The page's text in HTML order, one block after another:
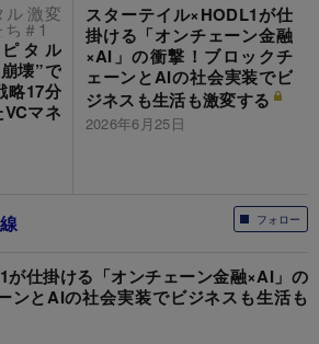
ル 激変
ち＃1
タル
壊”で
略17分
マネ
スターテイル×HODL1が仕
掛ける「オンチェーン金融
×AI」の衝撃！ブロックチ
ェーンとAIの社会実装でビ
ジネスも生活も激変する
2026年6月25日
フォロー
が仕掛ける「オンチェーン金融×AI」の
ンとAIの社会実装でビジネスも生活も